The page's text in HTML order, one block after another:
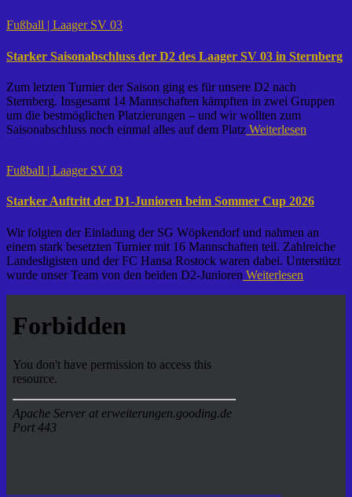
Fußball | Laager SV 03
Starker Saisonabschluss der D2 des Laager SV 03 in Sternberg
Zum letzten Turnier der Saison ging es für unsere D2 nach
Sternberg. Insgesamt 14 Mannschaften kämpften in zwei Gruppen
um die bestmöglichen Platzierungen – und wir wollten zum
Saisonabschluss noch einmal alles auf dem Platz Weiterlesen
Fußball | Laager SV 03
Starker Auftritt der D1-Junioren beim Sommer Cup 2026
Wir folgten der Einladung der SG Wöpkendorf und nahmen an
einem stark besetzten Turnier mit 16 Mannschaften teil. Zahlreiche
Landesligisten und der FC Hansa Rostock waren dabei. Unterstützt
wurde unser Team von den beiden D2-Junioren Weiterlesen